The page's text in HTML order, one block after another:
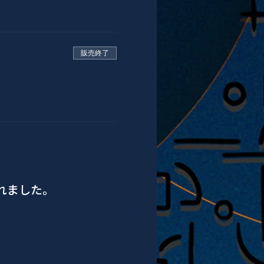
販売終了
した。